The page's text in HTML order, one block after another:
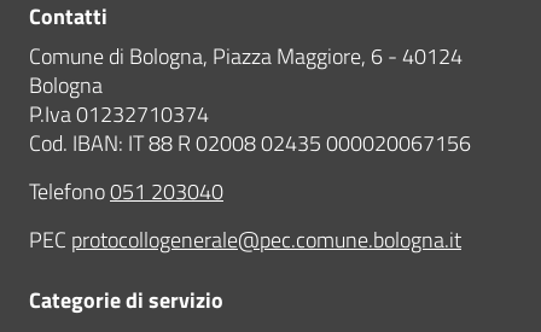
Contatti
Comune di Bologna, Piazza Maggiore, 6 - 40124
Bologna
P.Iva 01232710374
Cod. IBAN: IT 88 R 02008 02435 000020067156
Telefono051 203040
PEC protocollogenerale@pec.comune.bologna.it
Categorie di servizio